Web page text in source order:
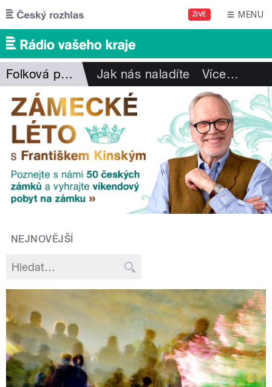
Přejít k hlavnímu obsahu
ŽIVĚ MENU
Folková pohlazení Jak nás naladíte Více…
NEJNOVĚJŠÍ